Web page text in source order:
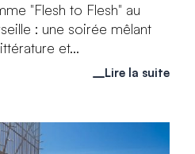
"Flesh to Flesh" au
: une soirée mêlant
et...
Lire la suite